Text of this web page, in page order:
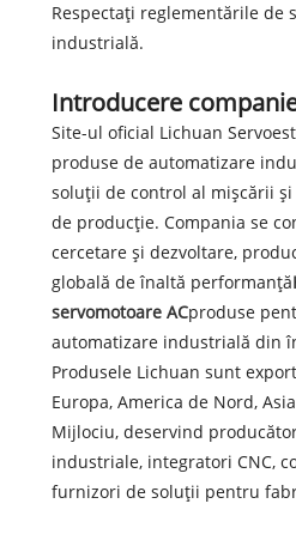
Respectați reglementările de
industrială.
Introducere
Site-ul oficial Lichuan Servo
produse de automatizare
soluții de control al mișcării
de producție. Compania se
cercetare și dezvoltare,
globală de înaltă performanță
servomotoare ACproduse
automatizare industrială din
Produsele Lichuan sunt
Europa, America de Nord,
Mijlociu, deservind
industriale, integratori CNC,
furnizori de soluții pentru